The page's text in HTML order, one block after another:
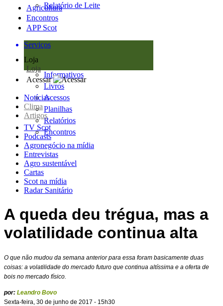
Relatório de Leite
Agricultura
Encontros
APP Scot
Serviços
Loja
Loja
Informativos
Livros
Acessos
Planilhas
Relatórios
Encontros
Acessar
Notícias
Clima
Artigos
TV Scot
Podcasts
Agronegócio na mídia
Entrevistas
Agro sustentável
Cartas
Scot na mídia
Radar Sanitário
A queda deu trégua, mas a
volatilidade continua alta
O que não mudou da semana anterior para essa foram basicamente duas
coisas: a volatilidade do mercado futuro que continua altíssima e a oferta de
bois no mercado físico.
por: Leandro Bovo
Sexta-feira, 30 de junho de 2017 - 15h30